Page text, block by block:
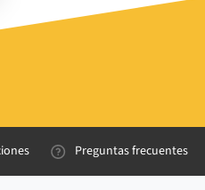
Preguntas frecuentes